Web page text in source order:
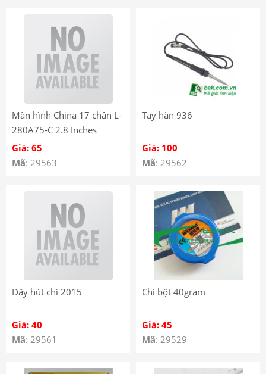
Màn hình China 17 chân L-
280A75-C 2.8 Inches
Giá: 65
Mã: 29563
Tay hàn 936
Giá: 100
Mã: 29562
Dây hút chì 2015
Giá: 40
Mã: 29561
Chì bột 40gram
Giá: 45
Mã: 29529